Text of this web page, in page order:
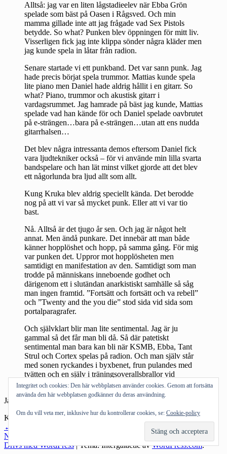
Alltså: jag var en liten lågstadieelev när Ebba Grön
spelade som bäst på Oasen i Rågsved. Och min
mamma gillade inte att jag frågade vad Sex Pistols
betydde. So what? Punken blev öppningen för mitt liv.
Visserligen fick jag inte klippa sönder några kläder men
jag kunde spela in låtar från radion.
Senare startade vi ett punkband. Det var sann punk. Jag
hade precis börjat spela trummor. Mattias kunde spela
lite piano men Daniel hade aldrig hållit i en gitarr. So
what? Piano, trummor och akustisk gitarr i
vardagsrummet. Jag hamrade på bäst jag kunde, Mattias
spelade vad han kände för och Daniel spelade oavbrutet
på e-strängen…bara på e-strängen…utan att ens nudda
gitarrhalsen…
Det blev några intressanta demos eftersom Daniel fick
vara ljudtekniker också – för vi använde min lilla svarta
bandspelare och han lät minst vilket gjorde att det blev
ett någorlunda bra ljud allt som allt.
Kung Kruka blev aldrig speciellt kända. Det berodde
nog på att vi var så mycket punk. Eller att vi var tio
bast.
Nå. Alltså är det tjugo år sen. Och jag är något helt
annat. Men ändå punkare. Det innebär att man både
känner hopplöshet och hopp, på samma gång. För mig
var punken det. Uppror mot hopplösheten men
samtidigt en manifestation av den. Samtidigt som man
trodde på människans inneboende godhet och
därigenom ett i slutändan anarkistiskt samhälle så såg
man ingen framtid. ”Fortsätt och fortsätt och va rebell”
och ”Twenty and the you die” stod sida vid sida som
portalparagrafer.
Och självklart blir man lite sentimental. Jag är ju
gammal så det får man bli då. Så där patetiskt
sentimental man bara kan bli när KSMB, Ebba, Tant
Strul och Cortex spelas på radion. Och man själv står
med sonen ryckandes i byxbenet, frun pulandes med
tvätten och en själv i träningsoverallsbrallor vid
disken…
Ja, kära nån…
Kategorier: Musik
Inläggsnavigering
←
Nästa inlägg
Drivs med WordPress |Tema: Intergalactic avWordPress.com.
Integritet och cookies: Den här webbplatsen använder cookies. Genom att fortsätta
använda den här webbplatsen godkänner du deras användning.
Om du vill veta mer, inklusive hur du kontrollerar cookies, se: Cookie-policy